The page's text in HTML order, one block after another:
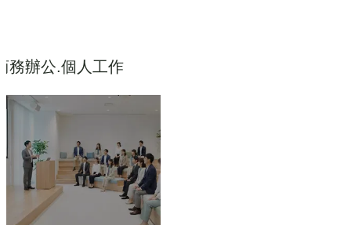
務辦公.個人工作